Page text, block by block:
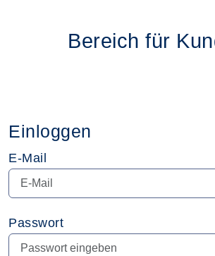
Bereich für
Einloggen
E-Mail
Passwort